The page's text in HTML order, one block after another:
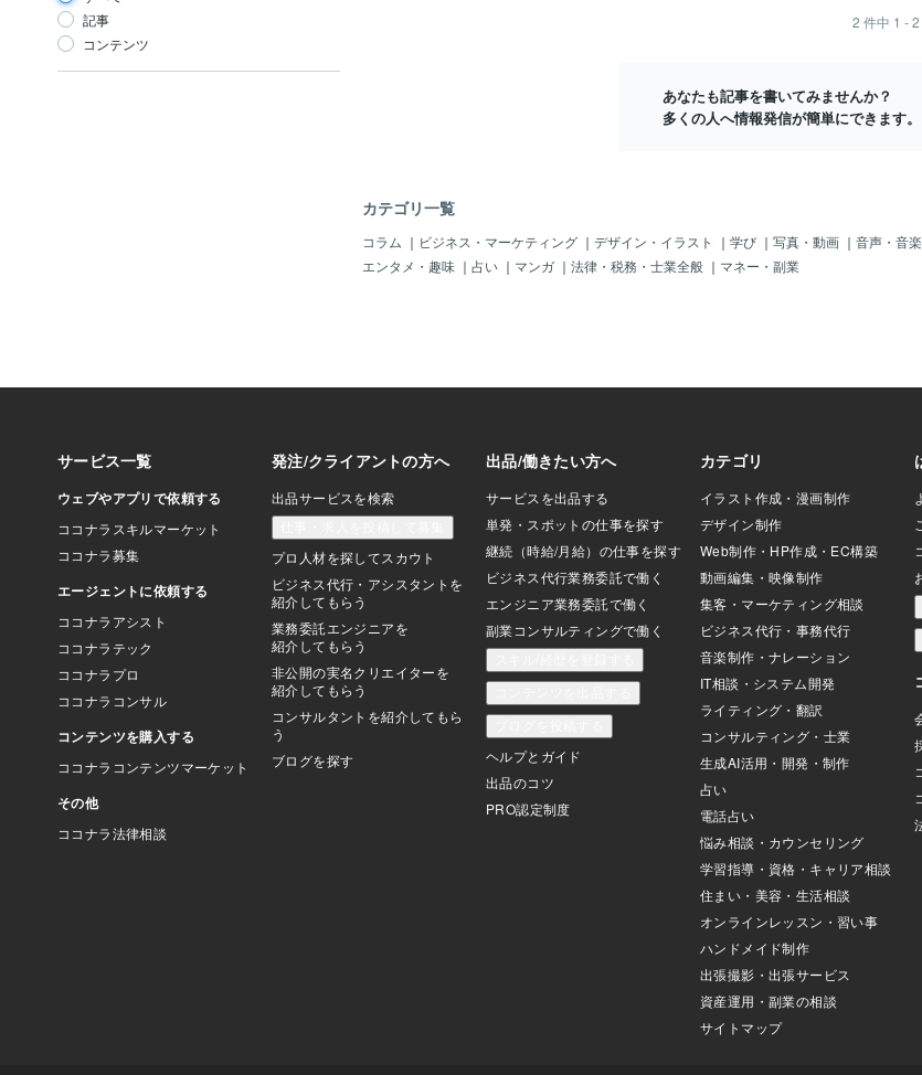
記事
コンテンツ
いくうちに体の中に悪いものが溜まった
り、疲れやストレスを感じたりすること
があると思います。このマラカイトはそ
んな疲れや精神的なトラウマ、イライ
ラ、ストレスのもとを吸い取って浄化し
グ、心身の癒し○安眠○体力の回復○邪気
を跳ね返す○直観力、洞察力を高める○災
いを未然に防ぐ○人の感情に飲み込まれな
いように保護するマラカイトは精神と肉
体に
めです。 【変化を後押しする】 マラカイ
冷静に見渡す視点を与えてくれます。 💠
このままでいいのか迷っている 💠新しい
ね返す強い浄化力をもつことで知られて
います。 相手の本心を見抜く洞察力を高
めたり、危険を回避するサポートにも向
リーディングを受け取った方へ マラカイ
トは、癒しながら、前へ進む力を与える
石です。無理に変わろうとしなくて大丈
夫。 まずは整え
2 件中 1 - 2
あなたも記事を書いてみませんか？
多くの人へ情報発信が簡単にできます。
カテゴリ一覧
コラム ｜ ビジネス・マーケティング ｜ デザイン・イラスト ｜ 学び ｜ 写真・動画 ｜ 音声・音楽
エンタメ・趣味 ｜ 占い ｜ マンガ ｜ 法律・税務・士業全般 ｜ マネー・副業